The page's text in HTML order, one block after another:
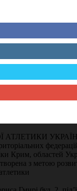
АТЛЕТИКИ
Крим, областей
з метою